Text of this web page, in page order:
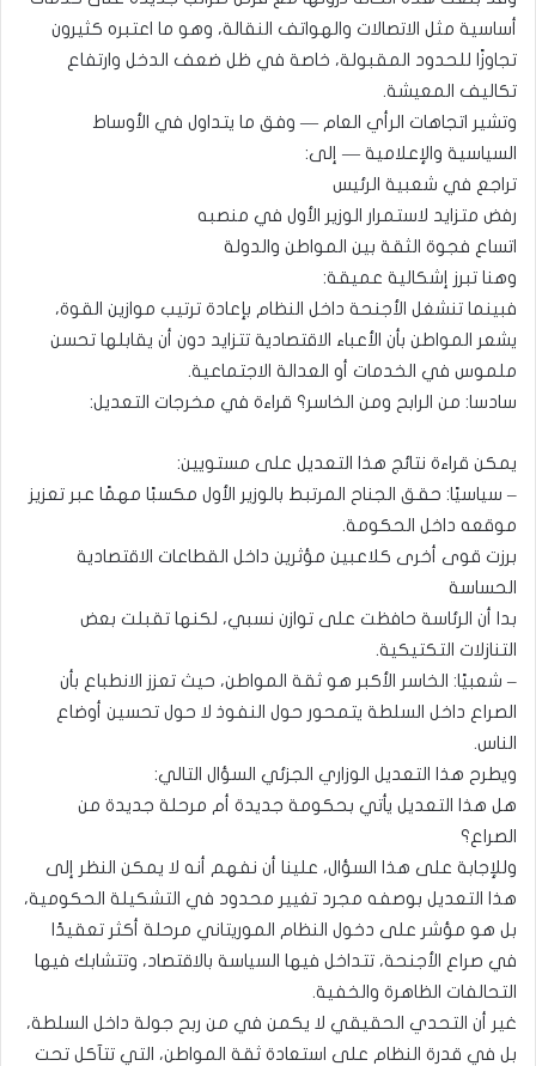
أساسية مثل الاتصالات والهواتف النقالة، وهو ما اعتبره كثيرون
تجاوزًا للحدود المقبولة، خاصة في ظل ضعف الدخل وارتفاع
تكاليف المعيشة.
وتشير اتجاهات الرأي العام — وفق ما يتداول في الأوساط
السياسية والإعلامية — إلى:
تراجع في شعبية الرئيس
رفض متزايد لاستمرار الوزير الأول في منصبه
اتساع فجوة الثقة بين المواطن والدولة
وهنا تبرز إشكالية عميقة:
فبينما تنشغل الأجنحة داخل النظام بإعادة ترتيب موازين القوة،
يشعر المواطن بأن الأعباء الاقتصادية تتزايد دون أن يقابلها تحسن
ملموس في الخدمات أو العدالة الاجتماعية.
سادسا: من الرابح ومن الخاسر؟ قراءة في مخرجات التعديل:
يمكن قراءة نتائج هذا التعديل على مستويين:
– سياسيًا: حقق الجناح المرتبط بالوزير الأول مكسبًا مهمًا عبر تعزيز
موقعه داخل الحكومة.
برزت قوى أخرى كلاعبين مؤثرين داخل القطاعات الاقتصادية
الحساسة
بدا أن الرئاسة حافظت على توازن نسبي، لكنها تقبلت بعض
التنازلات التكتيكية.
– شعبيًا: الخاسر الأكبر هو ثقة المواطن، حيث تعزز الانطباع بأن
الصراع داخل السلطة يتمحور حول النفوذ لا حول تحسين أوضاع
الناس.
ويطرح هذا التعديل الوزاري الجزئي السؤال التالي:
هل هذا التعديل يأتي بحكومة جديدة أم مرحلة جديدة من
الصراع؟
وللإجابة على هذا السؤال، علينا أن نفهم أنه لا يمكن النظر إلى
هذا التعديل بوصفه مجرد تغيير محدود في التشكيلة الحكومية،
بل هو مؤشر على دخول النظام الموريتاني مرحلة أكثر تعقيدًا
في صراع الأجنحة، تتداخل فيها السياسة بالاقتصاد، وتتشابك فيها
التحالفات الظاهرة والخفية.
غير أن التحدي الحقيقي لا يكمن في من ربح جولة داخل السلطة،
بل في قدرة النظام على استعادة ثقة المواطن، التي تتآكل تحت